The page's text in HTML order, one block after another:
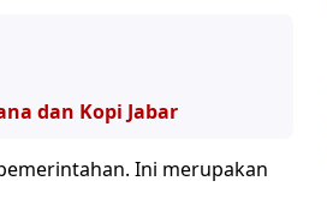
dan Kopi Jabar
Ini merupakan